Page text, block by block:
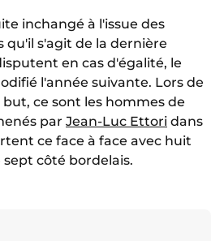
inchangé à l'issue des
qu'il s'agit de la dernière
en cas d'égalité, le
l'année suivante. Lors de
ce sont les hommes de
par Jean-Luc Ettori dans
ce face à face avec huit
côté bordelais.